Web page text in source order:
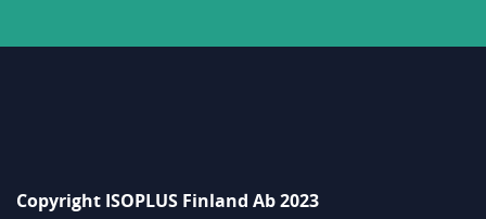
Copyright ISOPLUS Finland Ab 2023